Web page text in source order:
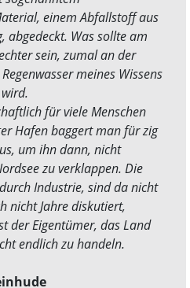
einem Abfallstoff aus
abgedeckt. Was sollte am
sein, zumal an der
meines Wissens
für viele Menschen
Hafen baggert man für zig
um ihn dann, nicht
zu verklappen. Die
Industrie, sind da nicht
nicht Jahre diskutiert,
der Eigentümer, das Land
endlich zu handeln.